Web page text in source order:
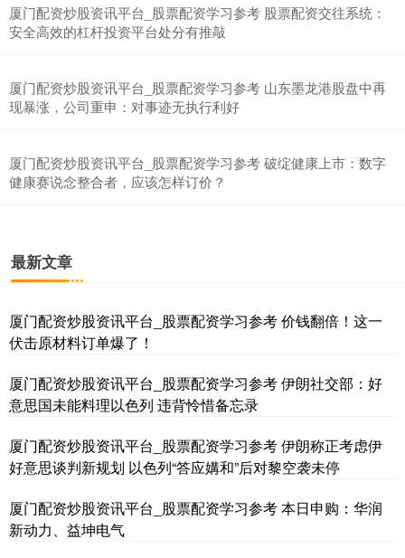
创业板指 3515.56
厦门配资炒股资讯平台_股票配资学习参考 股票配资交往系统：
安全高效的杠杆投资平台处分有推敲
厦门配资炒股资讯平台_股票配资学习参考 山东墨龙港股盘中再
现暴涨，公司重申：对事迹无执行利好
厦门配资炒股资讯平台_股票配资学习参考 破绽健康上市：数字
健康赛说念整合者，应该怎样订价？
最新文章
厦门配资炒股资讯平台_股票配资学习参考 价钱翻倍！这一
伏击原材料订单爆了！
厦门配资炒股资讯平台_股票配资学习参考 伊朗社交部：好
意思国未能料理以色列 违背怜惜备忘录
厦门配资炒股资讯平台_股票配资学习参考 伊朗称正考虑伊
好意思谈判新规划 以色列“答应媾和”后对黎空袭未停
厦门配资炒股资讯平台_股票配资学习参考 本日申购：华润
新动力、益坤电气